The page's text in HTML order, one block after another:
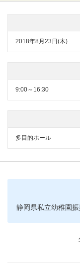
2018年8月23日(木)
9:00～16:30
多目的ホール
静岡県私立幼稚園